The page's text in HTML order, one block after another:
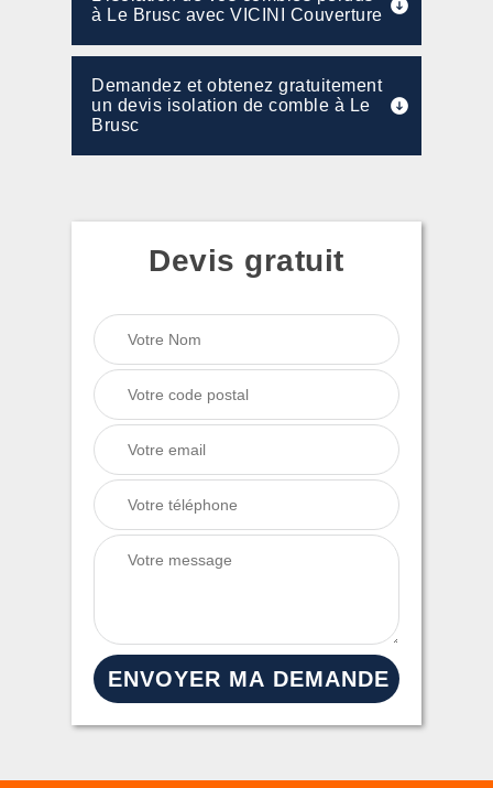
à Le Brusc avec VICINI Couverture
Demandez et obtenez gratuitement
un devis isolation de comble à Le
Brusc
Devis gratuit